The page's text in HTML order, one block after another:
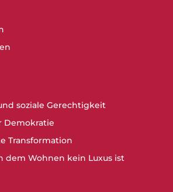
soziale Gerechtigkeit
Demokratie
Transformation
dem Wohnen kein Luxus ist